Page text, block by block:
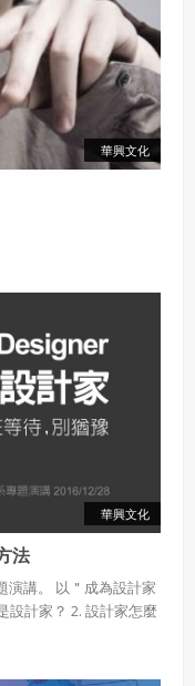
華興文化
華興文化
法
演講。 以＂成為設計家
設計家？ 2. 設計家 怎麼